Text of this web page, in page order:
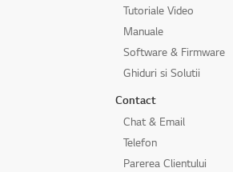
Tutoriale Video
Manuale
Software & Firmware
Ghiduri si Solutii
Contact
Chat & Email
Telefon
Parerea Clientului